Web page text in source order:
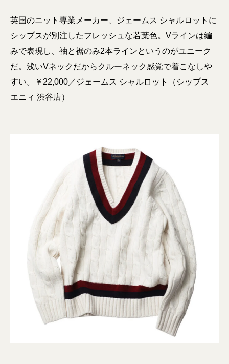
英国のニット専業メーカー、ジェームス シャルロットに
シップスが別注したフレッシュな若葉色。Vラインは編
みで表現し、袖と裾のみ2本ラインというのがユニーク
だ。浅いVネックだからクルーネック感覚で着こなしや
すい。￥22,000／ジェームス シャルロット（シップス
エニィ 渋谷店）